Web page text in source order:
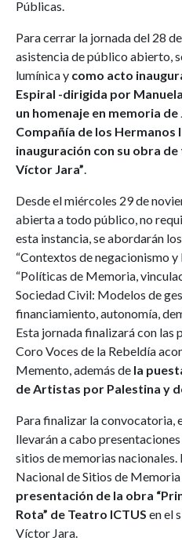
Públicas.
Para cerrar la jornada del 28
asistencia de público abierto,
lumínica y como acto
Espiral -dirigida por
un homenaje en memoria
Compañía de los Hermanos
inauguración con su obra
Víctor Jara”
Desde el miércoles 29 de
abierta a todo público, no
esta instancia, se abordarán
“Contextos de negacionismo
“Políticas de Memoria,
Sociedad Civil: Modelos de
financiamiento, autonomía,
Esta jornada finalizará con las
Coro Voces de la Rebeldía
Memento, además de la
de Artistas por Palestina y
Para finalizar la convocatoria,
llevarán a cabo
sitios de memorias
Nacional de Sitios de Memoria
presentación de la obra
Rota” de Teatro ICTUS en el
Víctor Jara.